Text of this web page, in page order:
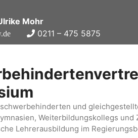
Mohr
0211 – 475 5875
und
Weiterbildungskollegs und
Lehrerausbildung im